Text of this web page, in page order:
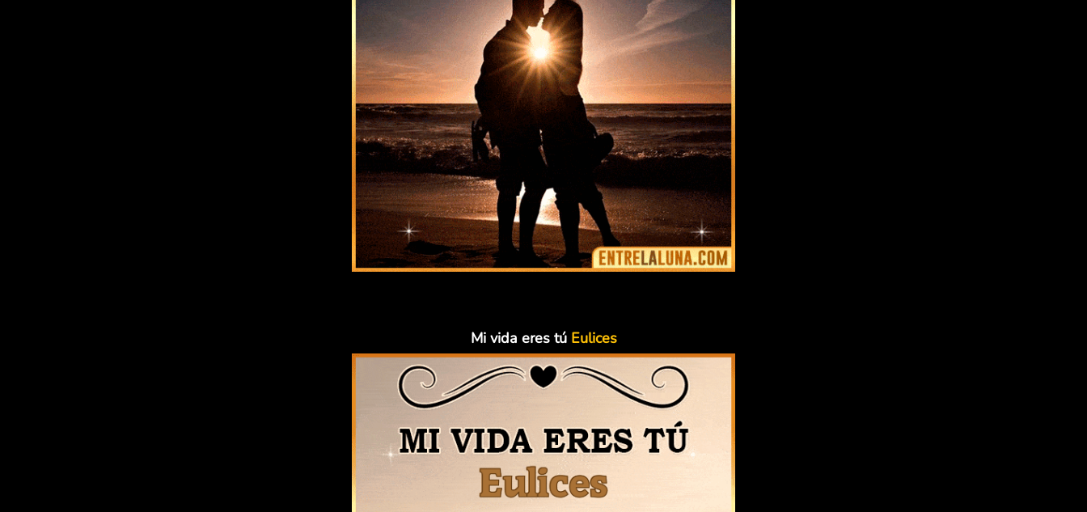
Mi vida eres tú Eulices